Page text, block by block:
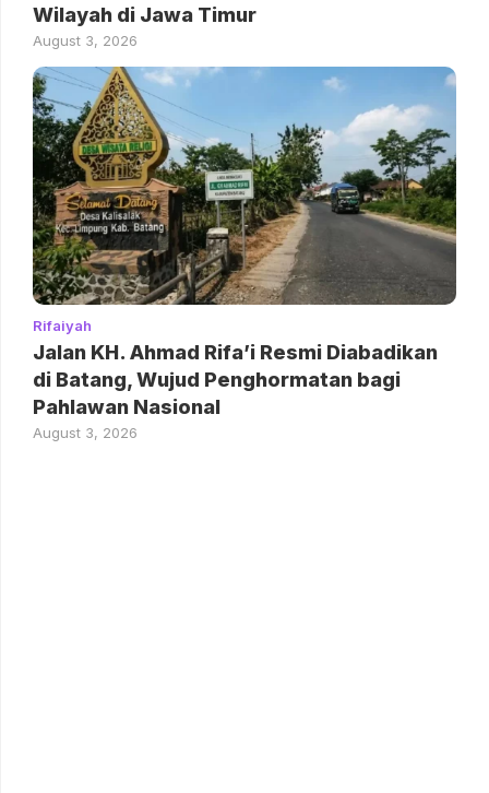
Wilayah di Jawa Timur
August 3, 2026
Rifaiyah
Jalan KH. Ahmad Rifa’i Resmi Diabadikan
di Batang, Wujud Penghormatan bagi
Pahlawan Nasional
August 3, 2026